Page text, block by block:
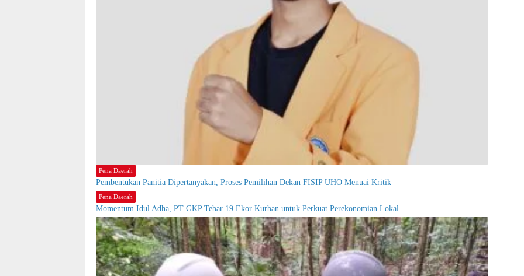
Pena Daerah
Pembentukan Panitia Dipertanyakan, Proses Pemilihan Dekan FISIP UHO Menuai Kritik
Pena Daerah
Momentum Idul Adha, PT GKP Tebar 19 Ekor Kurban untuk Perkuat Perekonomian Lokal